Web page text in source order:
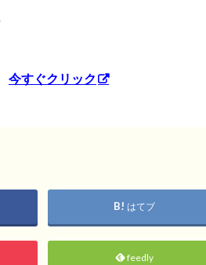
今すぐクリック
はてブ
feedly